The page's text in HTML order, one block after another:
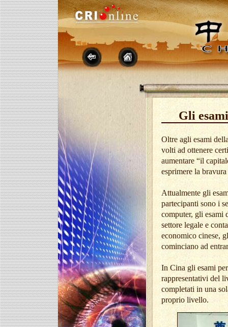
Gli
Oltre agli esami
volti ad ottenere
aumentare “il
esprimere la
Attualmente gli
partecipanti sono i
computer, gli esami
settore legale e
economico cinese,
cominciano ad
In Cina gli esami
rappresentativi del
completati in una
proprio livello.